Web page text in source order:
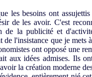
les besoins ont
de les avoir. C'est
la publicité et
l'insistance que je
ont opposé une
aux idées admises. Ils
la création moderne